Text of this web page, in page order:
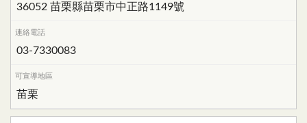
36052 苗栗縣苗栗市中正路1149號
03-7330083
苗栗